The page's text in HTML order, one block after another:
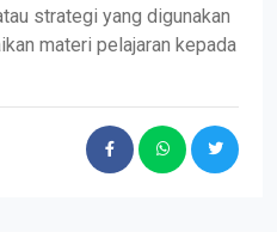
strategi yang digunakan
materi pelajaran kepada